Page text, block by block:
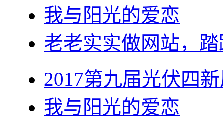
我与阳光的爱恋
老老实实做网站，
2017第九届光伏四
我与阳光的爱恋